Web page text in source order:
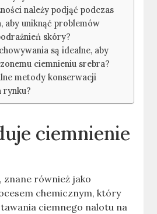
należy podjąć podczas
aby uniknąć problemów
skóry?
są idealne, aby
ciemnieniu srebra?
metody konserwacji
rynku?
ciemnienie
znane również jako
chemicznym, który
ciemnego nalotu na